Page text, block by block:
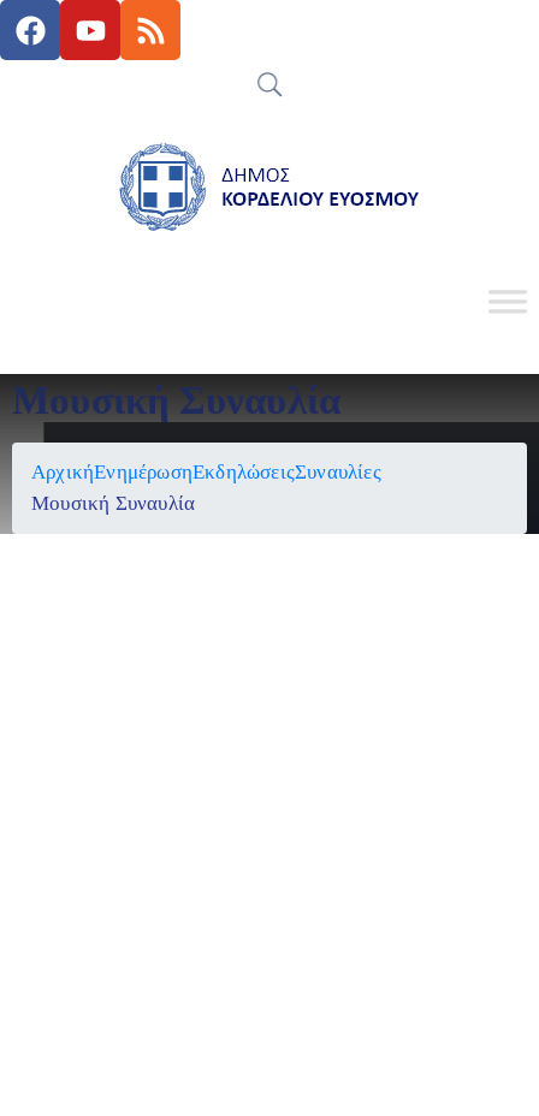
Μουσική Συναυλία
ΑρχικήΕνημέρωσηΕκδηλώσειςΣυναυλίες
Μουσική Συναυλία